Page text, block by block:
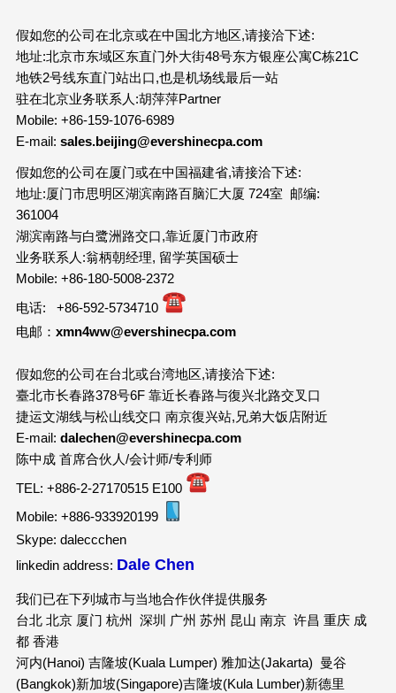
假如您的公司在北京或在中国北方地区,请接洽下述:
地址:北京市东域区东直门外大街48号东方银座公寓C栋21C
地铁2号线东直门站出口,也是机场线最后一站
驻在北京业务联系人:胡萍萍Partner
Mobile: +86-159-1076-6989
E-mail: sales.beijing@evershinecpa.com
假如您的公司在厦门或在中国福建省,请接洽下述:
地址:厦门市思明区湖滨南路百脑汇大厦 724室 邮编:
361004
湖滨南路与白鹭洲路交口,靠近厦门市政府
业务联系人:翁柄朝经理, 留学英国硕士
Mobile: +86-180-5008-2372
电话: +86-592-5734710
电邮： xmn4ww@evershinecpa.com
假如您的公司在台北或台湾地区,请接洽下述:
臺北市长春路378号6F 靠近长春路与復兴北路交叉口
捷运文湖线与松山线交口 南京復兴站,兄弟大饭店附近
E-mail: dalechen@evershinecpa.com
陈中成 首席合伙人/会计师/专利师
TEL: +886-2-27170515 E100
Mobile: +886-933920199
Skype: daleccchen
linkedin address: Dale Chen
我们已在下列城市与当地合作伙伴提供服务
台北 北京 厦门 杭州 深圳 广州 苏州 昆山 南京 许昌 重庆 成
都 香港
河内(Hanoi) 吉隆坡(Kuala Lumper) 雅加达(Jakarta) 曼谷
(Bangkok)新加坡(Singapore)吉隆坡(Kula Lumber)新德里